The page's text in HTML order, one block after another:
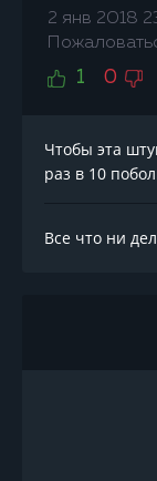
2 янв 2018
1 0
Чтобы эта
раз в 10
Все что ни